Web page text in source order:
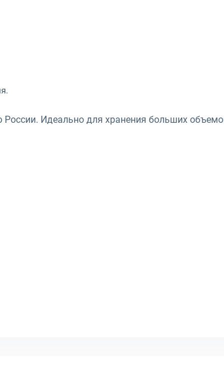
России. Идеально для хранения больших